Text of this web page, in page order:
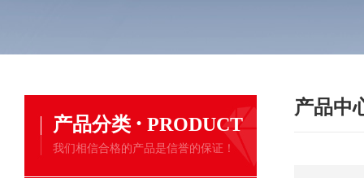
产品分类 · PRODUCT
我们相信合格的产品是信誉的保证！
产品中